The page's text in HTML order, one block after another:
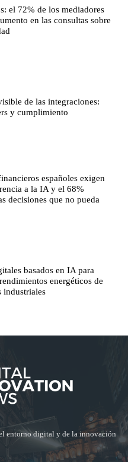
el 72% de los mediadores
en las consultas sobre
de las integraciones:
y cumplimiento
españoles exigen
a la IA y el 68%
decisiones que no pueda
basados en IA para
energéticos de
industriales
entorno digital y de la innovación